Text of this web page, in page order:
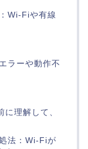
Wi-Fiや有線
ラーや動作不
に理解して、
法：Wi-Fiが